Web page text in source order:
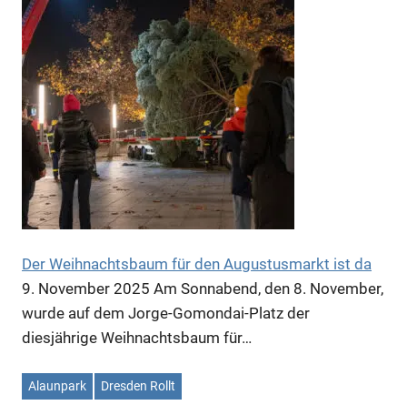
Anzeige
Der Weihnachtsbaum für den Augustusmarkt ist da
9. November 2025 Am Sonnabend, den 8. November,
wurde auf dem Jorge-Gomondai-Platz der
diesjährige Weihnachtsbaum für…
Alaunpark Dresden Rollt